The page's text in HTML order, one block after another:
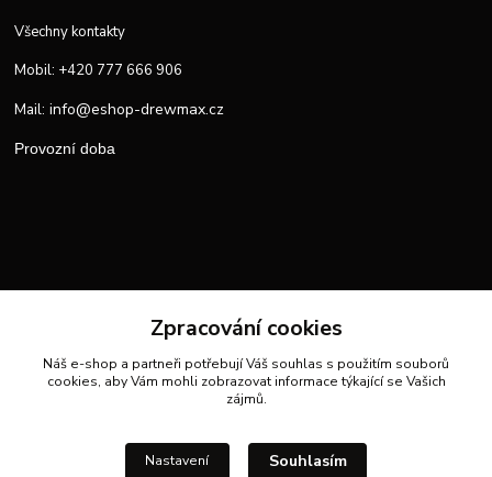
Všechny kontakty
Mobil: +420 777 666 906
Mail: info@eshop-drewmax.cz
Provozní doba
Zpracování cookies
Náš e-shop a partneři potřebují Váš souhlas s použitím souborů
cookies, aby Vám mohli zobrazovat informace týkající se Vašich
zájmů.
Nastavení Souhlasím